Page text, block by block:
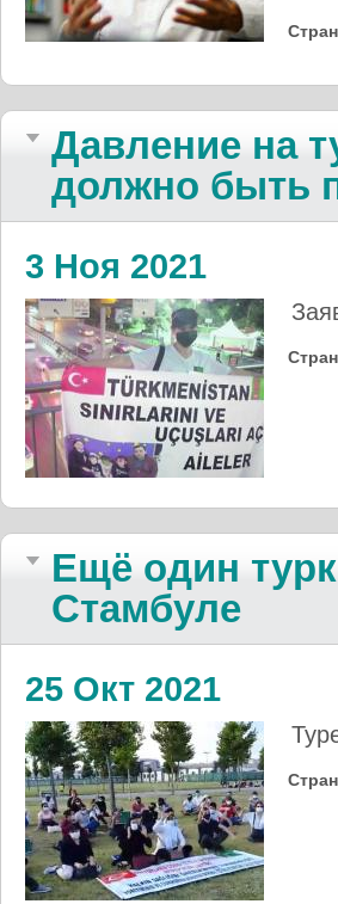
Давление на
должно быть
3 Ноя 2021
Ещё один
Стамбуле
25 Окт 2021